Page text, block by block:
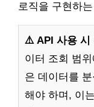
로직을 구현하
⚠️ API 사용 시
이터 조회 범
은 데이터를
해야 하며, 이